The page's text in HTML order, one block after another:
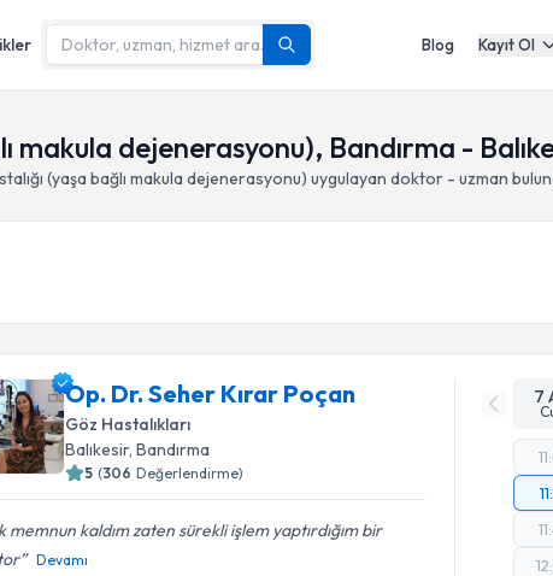
Blog Kayıt Ol
makula dejenerasyonu), Bandırma -
(yaşa bağlı makula dejenerasyonu) uygulayan doktor - uzman
Op. Dr. Seher Kırar Poçan
Göz Hastalıkları
Balıkesir, Bandırma
5 (306 Değerlendirme)
memnun kaldım zaten sürekli işlem yaptırdığım bir
Devamı
7